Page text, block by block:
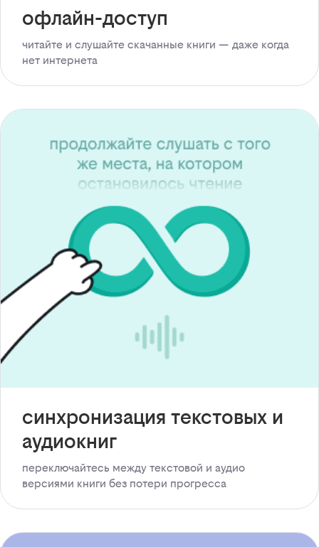
офлайн-доступ
читайте и слушайте скачанные книги — даже когда
нет интернета
синхронизация текстовых и
аудиокниг
переключайтесь между текстовой и аудио
версиями книги без потери прогресса